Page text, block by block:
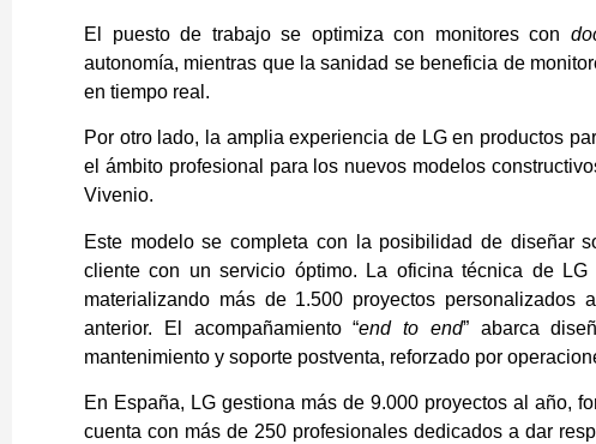
El puesto de trabajo se optimiza con monitores con
autonomía, mientras que la sanidad se beneficia de
en tiempo real.
Por otro lado, la amplia experiencia de LG en productos
el ámbito profesional para los nuevos modelos
Vivenio.
Este modelo se completa con la posibilidad de diseñar
cliente con un servicio óptimo. La oficina técnica de
materializando más de 1.500 proyectos
anterior. El acompañamiento “end to end” abarca
mantenimiento y soporte postventa, reforzado por
En España, LG gestiona más de 9.000 proyectos al año,
cuenta con más de 250 profesionales dedicados a dar